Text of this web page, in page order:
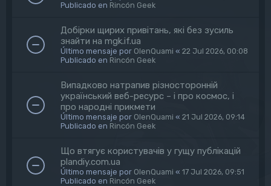
Publicado en Rincón Geek
Добірки щирих привітань, які без зусиль
знайти на mgk.if.ua
Último mensaje por OlenQuami « 22 Jul 2026, 00:08
Publicado en Rincón Geek
Випадково натрапив різносторонній
український веб-ресурс – і про космос, і
про народні прикмети
Último mensaje por OlenQuami « 21 Jul 2026, 09:14
Publicado en Rincón Geek
Що втягує користувачів у гущу публікацій
plandiy.com.ua
Último mensaje por OlenQuami « 17 Jul 2026, 09:51
Publicado en Rincón Geek